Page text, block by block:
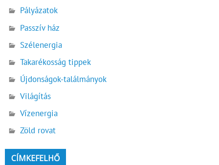
Pályázatok
Passzív ház
Szélenergia
Takarékosság tippek
Újdonságok-találmányok
Világítás
Vízenergia
Zöld rovat
CÍMKEFELHŐ